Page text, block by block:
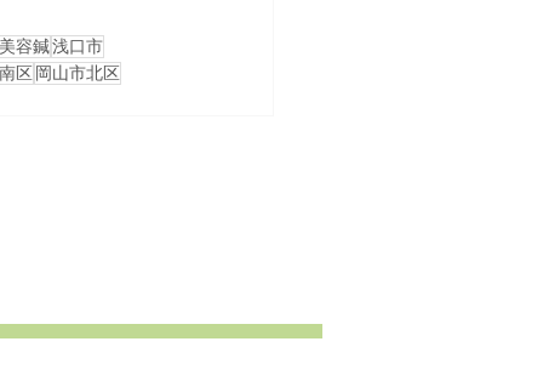
美容鍼浅口市
区 岡山市北区